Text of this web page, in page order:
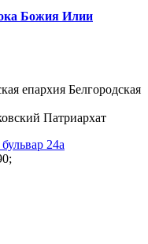
Божия Илии
епархия Белгородская
Патриархат
24а